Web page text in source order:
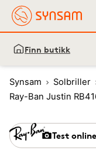
Finn butikk
Synsam Solbriller
Ray-Ban Justin
Test online